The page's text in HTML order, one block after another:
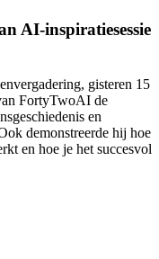
AI-inspiratiesessie
gisteren 15
FortyTwoAI de
en
demonstreerde hij hoe
en hoe je het succesvol